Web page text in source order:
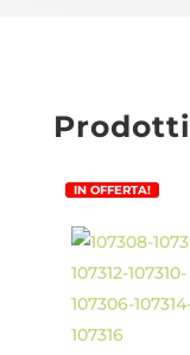
Prodotti
IN OFFERTA!